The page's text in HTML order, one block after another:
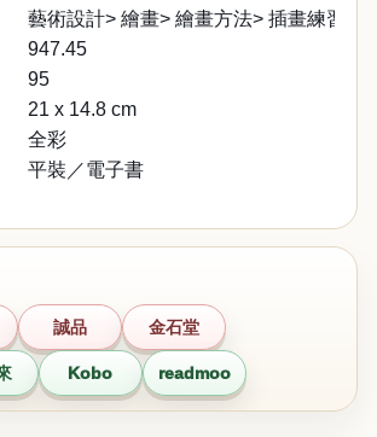
藝術設計> 繪畫> 繪畫方法> 插畫練習
947.45
95
21 x 14.8 cm
全彩
平裝／電子書
誠品 金石堂
Kobo readmoo